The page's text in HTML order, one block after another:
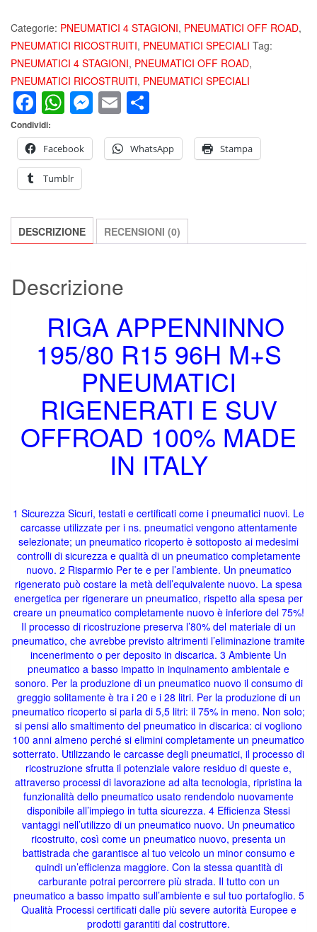
R15
96H
M+S
PNEUMATICI
RIGENERATI
E
SUV
OFFROAD
100%
MADE
ITALY
quantità
Categorie: PNEUMATICI 4 STAGIONI, PNEUMATICI OFF ROAD,
PNEUMATICI RICOSTRUITI, PNEUMATICI SPECIALI Tag:
PNEUMATICI 4 STAGIONI, PNEUMATICI OFF ROAD,
PNEUMATICI RICOSTRUITI, PNEUMATICI SPECIALI
Facebook
WhatsApp
Messenger
Email
Condividi:
Facebook
WhatsApp Stampa
Tumblr
DESCRIZIONE RECENSIONI (0)
Descrizione
RIGA APPENNINNO
195/80 R15 96H M+S
PNEUMATICI
RIGENERATI E SUV
OFFROAD 100% MADE
IN ITALY
1 Sicurezza Sicuri, testati e certificati come i pneumatici nuovi. Le
carcasse utilizzate per i ns. pneumatici vengono attentamente
selezionate; un pneumatico ricoperto è sottoposto ai medesimi
controlli di sicurezza e qualità di un pneumatico completamente
nuovo. 2 Risparmio Per te e per l’ambiente. Un pneumatico
rigenerato può costare la metà dell’equivalente nuovo. La spesa
energetica per rigenerare un pneumatico, rispetto alla spesa per
creare un pneumatico completamente nuovo è inferiore del 75%!
Il processo di ricostruzione preserva l’80% del materiale di un
pneumatico, che avrebbe previsto altrimenti l’eliminazione tramite
incenerimento o per deposito in discarica. 3 Ambiente Un
pneumatico a basso impatto in inquinamento ambientale e
sonoro. Per la produzione di un pneumatico nuovo il consumo di
greggio solitamente è tra i 20 e i 28 litri. Per la produzione di un
pneumatico ricoperto si parla di 5,5 litri: il 75% in meno. Non solo;
si pensi allo smaltimento del pneumatico in discarica: ci vogliono
100 anni almeno perché si elimini completamente un pneumatico
sotterrato. Utilizzando le carcasse degli pneumatici, il processo di
ricostruzione sfrutta il potenziale valore residuo di queste e,
attraverso processi di lavorazione ad alta tecnologia, ripristina la
funzionalità dello pneumatico usato rendendolo nuovamente
disponibile all’impiego in tutta sicurezza. 4 Efficienza Stessi
vantaggi nell’utilizzo di un pneumatico nuovo. Un pneumatico
ricostruito, così come un pneumatico nuovo, presenta un
battistrada che garantisce al tuo veicolo un minor consumo e
quindi un’efficienza maggiore. Con la stessa quantità di
carburante potrai percorrere più strada. Il tutto con un
pneumatico a basso impatto sull’ambiente e sul tuo portafoglio. 5
Qualità Processi certificati dalle più severe autorità Europee e
prodotti garantiti dal costruttore.